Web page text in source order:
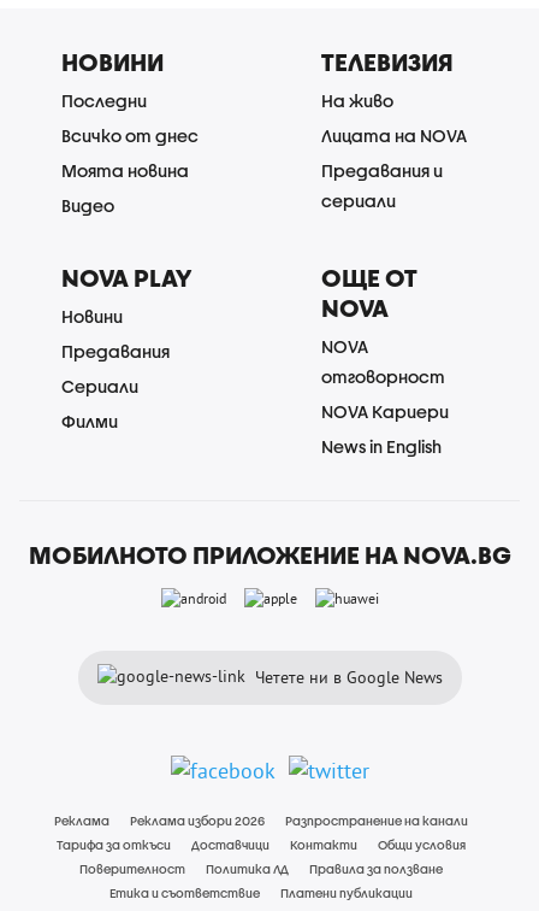
НОВИНИ
Последни
Всичко от днес
Моята новина
Видео
ТЕЛЕВИЗИЯ
На живо
Лицата на NOVA
Предавания и
сериали
NOVA PLAY
Новини
Предавания
Сериали
Филми
ОЩЕ ОТ
NOVA
NOVA
отговорност
NOVA Кариери
News in English
МОБИЛНОТО ПРИЛОЖЕНИЕ НА NOVA.BG
Четете ни в Google News
Реклама Реклама избори 2026
Разпространение на канали
Тарифа за откъси
Доставчици Контакти
Общи условия
Поверителност
Политика ЛД
Правила за ползване
Етика и съответствие
Платени публикации